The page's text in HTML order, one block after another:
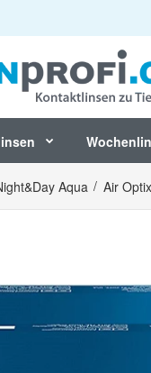
Aqua Air